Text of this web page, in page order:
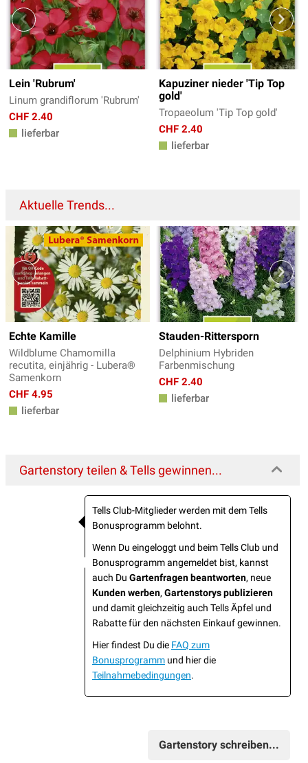
Lein 'Rubrum'
Linum grandiflorum 'Rubrum'
CHF 2.40
lieferbar
Kapuziner nieder 'Tip Top
gold'
Tropaeolum 'Tip Top gold'
CHF 2.40
lieferbar
Aktuelle Trends...
Echte Kamille
Wildblume Chamomilla
recutita, einjährig - Lubera®
Samenkorn
CHF 4.95
lieferbar
Stauden-Rittersporn
Delphinium Hybriden
Farbenmischung
CHF 2.40
lieferbar
Gartenstory teilen & Tells gewinnen...
Tells Club-Mitglieder werden mit dem Tells
Bonusprogramm belohnt.
Wenn Du eingeloggt und beim Tells Club und
Bonusprogramm angemeldet bist, kannst
auch Du Gartenfragen beantworten, neue
Kunden werben, Gartenstorys publizieren
und damit gleichzeitig auch Tells Äpfel und
Rabatte für den nächsten Einkauf gewinnen.
Hier findest Du die FAQ zum
Bonusprogramm und hier die
Teilnahmebedingungen.
Gartenstory schreiben...